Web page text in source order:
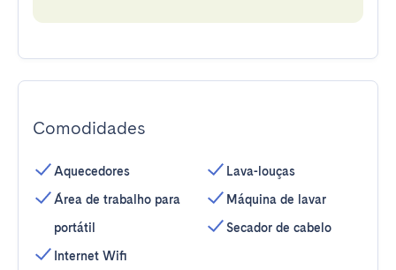
Comodidades
Aquecedores
Área de trabalho para
portátil
Internet Wifi
Lava-louças
Máquina de lavar
Secador de cabelo